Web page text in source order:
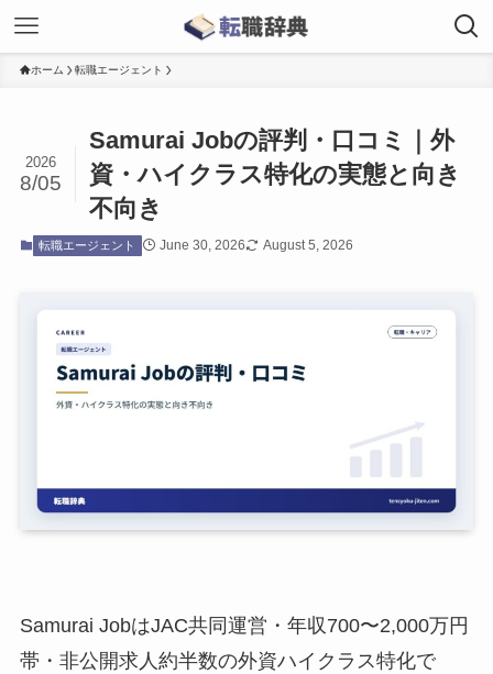
ホーム 転職エージェント
Samurai Jobの評判・口コミ｜外
資・ハイクラス特化の実態と向き
不向き
2026
8/05
転職エージェント June 30, 2026 August 5, 2026
Samurai JobはJAC共同運営・年収700〜2,000万円
帯・非公開求人約半数の外資ハイクラス特化で